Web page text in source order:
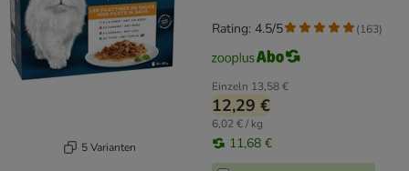
5 Varianten
Einzeln 13,58 €
12,29 €
6,02 € / kg
11,68 €
Rating: 4.5/5 (163)